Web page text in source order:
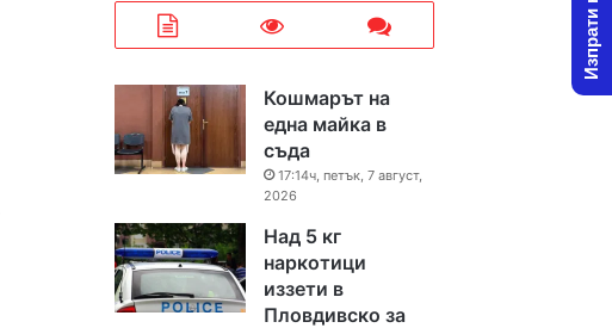
Кошмарът на
една майка в
съда
17:14ч, петък, 7 август,
2026
Над 5 кг
наркотици
иззети в
Пловдивско за